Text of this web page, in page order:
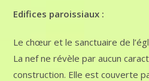
Edifices paroissiaux :
Le chœur et le sanctuaire de
La nef ne révèle par aucun
construction. Elle est couverte